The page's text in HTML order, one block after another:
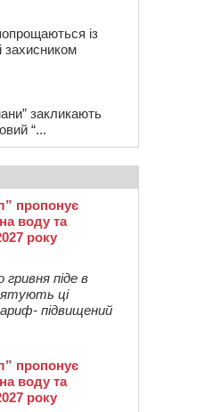
із
захисником
закликають
“...
пропонує
воду та
року
гривня піде в
ці
підвищений
пропонує
воду та
року